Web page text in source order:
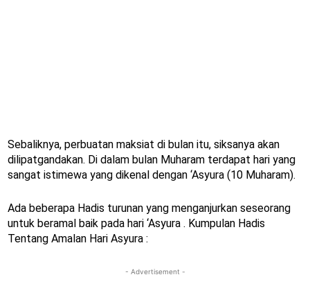
Sebaliknya, perbuatan maksiat di bulan itu, siksanya akan
dilipatgandakan. Di dalam bulan Muharam terdapat hari yang
sangat istimewa yang dikenal dengan ‘Asyura (10 Muharam).
Ada beberapa Hadis turunan yang menganjurkan seseorang
untuk beramal baik pada hari ‘Asyura . Kumpulan Hadis
Tentang Amalan Hari Asyura :
- Advertisement -